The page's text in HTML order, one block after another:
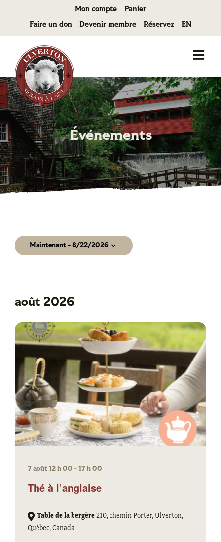
Mon compte Panier
Faire un don Devenir membre Réservez EN
Événements
Événements
Maintenant - 8/22/2026
août 2026
Thé à l’anglaise
7 août 12 h 00 -17 h 00
Table de la bergère210, chemin Porter, Ulverton,
Québec, Canada